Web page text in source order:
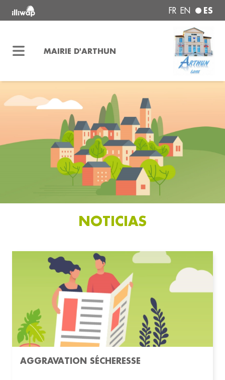
FR EN ES
MAIRIE D'ARTHUN
NOTICIAS
AGGRAVATION SÉCHERESSE